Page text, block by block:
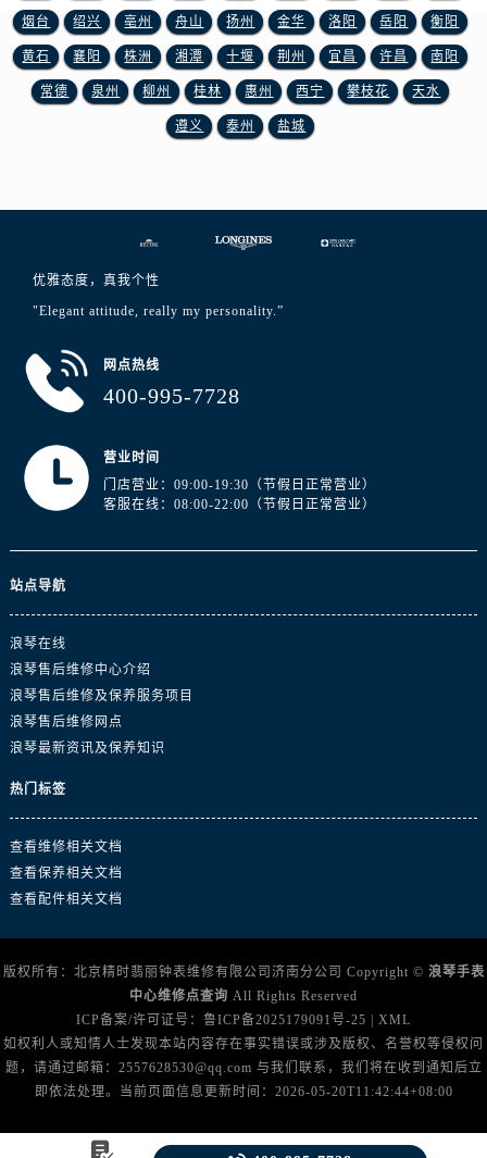
四川省雅安市雨城区熊猫大道浪琴售后服务中心（需提前预约）
四川省宜宾市翠屏区长翠路浪琴售后服务中心（需提前预约）
四川省资阳市雁江区滨江大道一段与和平南路浪琴售后服务中心（需提前预约）
四川省自贡市自流井区华商北路浪琴售后服务中心（需提前预约）
云南省普洱市思茅区振兴大道浪琴售后服务中心（需提前预约）
江苏省南通市市崇川区工农路57号圆融广场写字楼16层1603室浪琴售后服务中心（需提前预约）
江苏省苏州市市苏州工业园区 星港街199号苏州中心办公楼C座22层08室浪琴售后服务中心（需提前预约）
广西省南宁市市青秀区金湖路59号地王大厦12楼1224室浪琴售后服务中心（需提前预约）
烟台 绍兴 亳州 舟山 扬州 金华 洛阳 岳阳 衡阳
黄石 襄阳 株洲 湘潭 十堰 荆州 宜昌 许昌 南阳
常德 泉州 柳州 桂林 惠州 西宁 攀枝花 天水
遵义 泰州 盐城
优雅态度，真我个性
"Elegant attitude, really my personality.”
网点热线
400-995-7728
营业时间
门店营业：09:00-19:30（节假日正常营业）
客服在线：08:00-22:00（节假日正常营业）
站点导航
浪琴在线
浪琴售后维修中心介绍
浪琴售后维修及保养服务项目
浪琴售后维修网点
浪琴最新资讯及保养知识
热门标签
查看维修相关文档
查看保养相关文档
查看配件相关文档
版权所有：北京精时翡丽钟表维修有限公司济南分公司 Copyright © 浪琴手表
中心维修点查询 All Rights Reserved
ICP备案/许可证号： 鲁ICP备2025179091号-25 | XML
如权利人或知情人士发现本站内容存在事实错误或涉及版权、名誉权等侵权问
题，请通过邮箱：2557628530@qq.com 与我们联系，我们将在收到通知后立
即依法处理。当前页面信息更新时间：2026-05-20T11:42:44+08:00
